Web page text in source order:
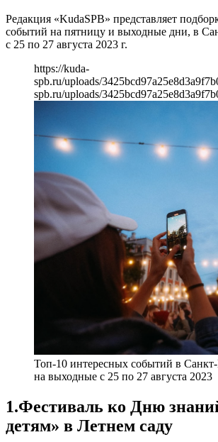
Редакция «KudaSPB» представляет
событий на пятницу и выходные дни, в
с 25 по 27 августа 2023 г.
https://kuda-
spb.ru/uploads/
spb.ru/uploads/
Топ-10 интересных событий в Санкт-
на выходные с 25 по 27 августа 2023
1.Фестиваль ко Дню
детям» в Летнем саду